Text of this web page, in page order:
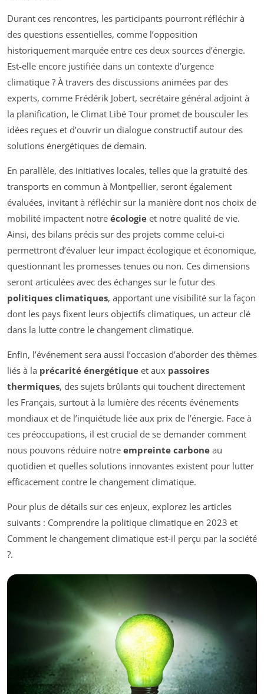
Durant ces rencontres, les participants pourront réfléchir à
des questions essentielles, comme l’opposition
historiquement marquée entre ces deux sources d’énergie.
Est-elle encore justifiée dans un contexte d’urgence
climatique ? À travers des discussions animées par des
experts, comme Frédérik Jobert, secrétaire général adjoint à
la planification, le Climat Libé Tour promet de bousculer les
idées reçues et d’ouvrir un dialogue constructif autour des
solutions énergétiques de demain.
En parallèle, des initiatives locales, telles que la gratuité des
transports en commun à Montpellier, seront également
évaluées, invitant à réfléchir sur la manière dont nos choix de
mobilité impactent notre écologie et notre qualité de vie.
Ainsi, des bilans précis sur des projets comme celui-ci
permettront d’évaluer leur impact écologique et économique,
questionnant les promesses tenues ou non. Ces dimensions
seront articulées avec des échanges sur le futur des
politiques climatiques, apportant une visibilité sur la façon
dont les pays fixent leurs objectifs climatiques, un acteur clé
dans la lutte contre le changement climatique.
Enfin, l’événement sera aussi l’occasion d’aborder des thèmes
liés à la précarité énergétique et aux passoires
thermiques, des sujets brûlants qui touchent directement
les Français, surtout à la lumière des récents événements
mondiaux et de l’inquiétude liée aux prix de l’énergie. Face à
ces préoccupations, il est crucial de se demander comment
nous pouvons réduire notre empreinte carbone au
quotidien et quelles solutions innovantes existent pour lutter
efficacement contre le changement climatique.
Pour plus de détails sur ces enjeux, explorez les articles
suivants : Comprendre la politique climatique en 2023 et
Comment le changement climatique est-il perçu par la société
?.